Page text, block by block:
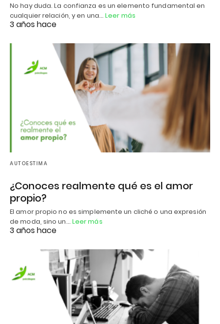
No hay duda. La confianza es un elemento fundamental en
cualquier relación, y en una…Leer más
3 años hace
AUTOESTIMA
¿Conoces realmente qué es el amor
propio?
El amor propio no es simplemente un cliché o una expresión
de moda, sino un… Leer más
3 años hace